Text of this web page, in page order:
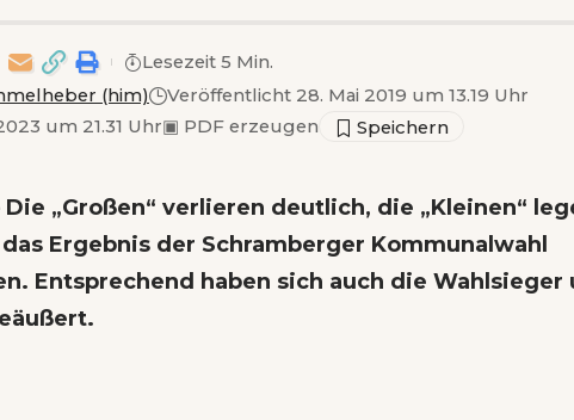
(him)
Veröffentlicht 28. Mai 2019 um 13.19 Uhr
um 21.31 Uhr▣ PDF erzeugen
Lesezeit 5 Min.
Die „Großen“ verlieren deutlich, die „Kleinen“
Ergebnis der Schramberger Kommunalwahl
Entsprechend haben sich auch die Wahlsieger